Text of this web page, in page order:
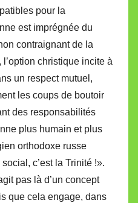
pour la
est imprégnée du
contraignant de la
christique incite à
un respect mutuel,
les coups de boutoir
des responsabilités
plus humain et plus
orthodoxe russe
c’est la Trinité !».
pas là d’un concept
que cela engage, dans